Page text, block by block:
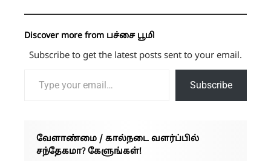
Discover more from பச்சை பூமி
Subscribe to get the latest posts sent to your email.
Subscribe
வேளாண்மை / கால்நடை வளர்ப்பில்
சந்தேகமா? கேளுங்கள்!